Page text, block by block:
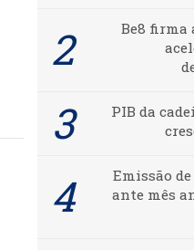
Be8 firma
PIB da
Emissão de
ante mês